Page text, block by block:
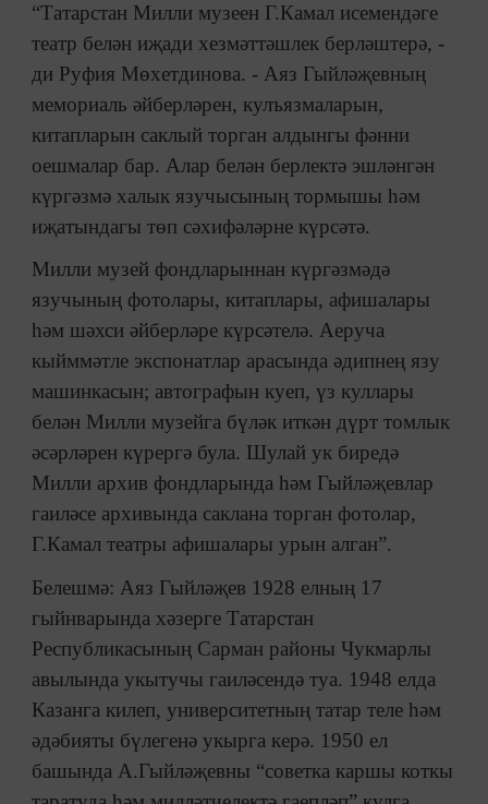
“Татарстан Милли музеен Г.Камал исемендәге
театр белән иҗади хезмәттәшлек берләштерә, -
ди Руфия Мөхетдинова. - Аяз Гыйләҗевның
мемориаль әйберләрен, кулъязмаларын,
китапларын саклый торган алдынгы фәнни
оешмалар бар. Алар белән берлектә эшләнгән
күргәзмә халык язучысының тормышы һәм
иҗатындагы төп сәхифәләрне күрсәтә.
Милли музей фондларыннан күргәзмәдә
язучының фотолары, китаплары, афишалары
һәм шәхси әйберләре күрсәтелә. Аеруча
кыйммәтле экспонатлар арасында әдипнең язу
машинкасын; автографын куеп, үз куллары
белән Милли музейга бүләк иткән дүрт томлык
әсәрләрен күрергә була. Шулай ук биредә
Милли архив фондларында һәм Гыйләҗевлар
гаиләсе архивында саклана торган фотолар,
Г.Камал театры афишалары урын алган”.
Белешмә: Аяз Гыйләҗев 1928 елның 17
гыйнварында хәзерге Татарстан
Республикасының Сарман районы Чукмарлы
авылында укытучы гаиләсендә туа. 1948 елда
Казанга килеп, университетның татар теле һәм
әдәбияты бүлегенә укырга керә. 1950 ел
башында А.Гыйләҗевны “советка каршы коткы